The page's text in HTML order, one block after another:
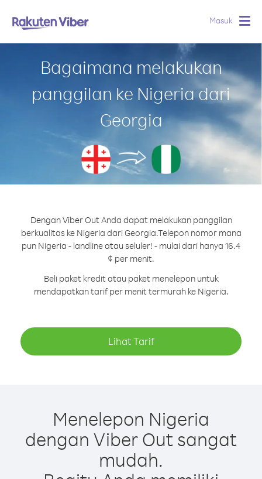
Masuk
Bagaimana melakukan
panggilan ke Nigeria dari
Georgia
Dengan Viber Out Anda dapat melakukan panggilan
berkualitas ke Nigeria dari Georgia.Telepon nomor mana
pun Nigeria - landline atau seluler! - mulai dari hanya 16.4
¢ per menit.
Beli paket kredit atau paket menelepon untuk
mendapatkan tarif per menit termurah ke Nigeria.
Lihat Tarif
Menelepon Nigeria
dengan Viber Out sangat
mudah.